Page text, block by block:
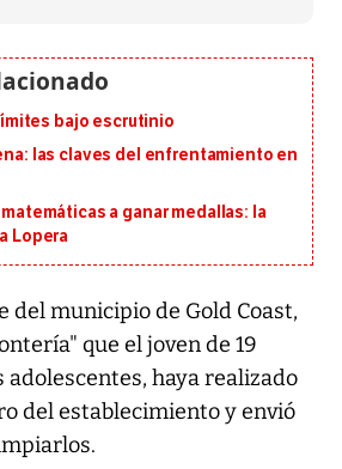
bajo escrutinio
las claves del enfrentamiento en
a ganar medallas: la
Lopera
del municipio de Gold Coast,
que el joven de 19
adolescentes, haya realizado
del establecimiento y envió